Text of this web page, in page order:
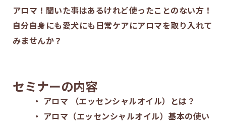
アロマ！聞いた事はあるけれど使ったことのない方！
自分自身にも愛犬にも日常ケアにアロマを取り入れて
みませんか？
セミナーの内容
・ アロマ （エッセンシャルオイル）とは？
・ アロマ（エッセンシャルオイル）基本の使い